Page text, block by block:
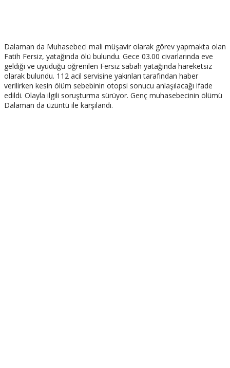
Dalaman da Muhasebeci mali müşavir olarak görev yapmakta olan
Fatih Fersiz, yatağında ölü bulundu. Gece 03.00 civarlarında eve
geldiği ve uyuduğu öğrenilen Fersiz sabah yatağında hareketsiz
olarak bulundu. 112 acil servisine yakınları tarafından haber
verilirken kesin ölüm sebebinin otopsi sonucu anlaşılacağı ifade
edildi. Olayla ilgili soruşturma sürüyor. Genç muhasebecinin ölümü
Dalaman da üzüntü ile karşılandı.